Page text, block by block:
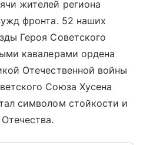
жителей региона
фронта. 52 наших
Героя Советского
кавалерами ордена
Отечественной войны
Союза Хусена
символом стойкости и